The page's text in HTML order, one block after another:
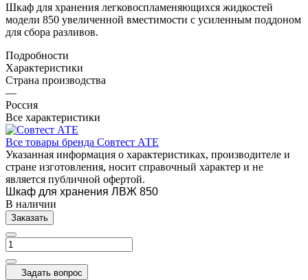
Шкаф для хранения легковоспламеняющихся жидкостей
модели 850 увеличенной вместимости с усиленным поддоном
для сбора разливов.
Подробности
Характеристики
Страна производства
—
Россия
Все характеристики
Все товары бренда Совтест АТЕ
Указанная информация о характеристиках, производителе и
стране изготовления, носит справочный характер и не
является публичной офертой.
Шкаф для хранения ЛВЖ 850
В наличии
Заказать
Задать вопрос